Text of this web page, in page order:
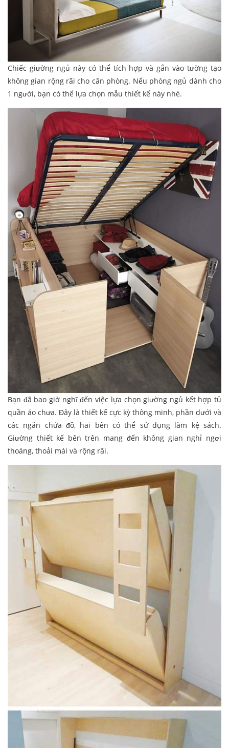
Chiếc giường ngủ này có thể tích hợp và gắn vào tường tạo
không gian rộng rãi cho căn phòng. Nếu phòng ngủ dành cho
1 người, bạn có thể lựa chọn mẫu thiết kế này nhé.
Bạn đã bao giờ nghĩ đến việc lựa chọn giường ngủ kết hợp tủ
quần áo chưa. Đây là thiết kế cực kỳ thông minh, phần dưới và
các ngăn chứa đồ, hai bên có thể sử dụng làm kệ sách.
Giường thiết kế bên trên mang đến không gian nghỉ ngơi
thoáng, thoải mái và rộng rãi.